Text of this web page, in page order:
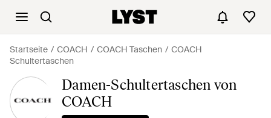
Startseite COACH COACH Taschen
COACH
Schultertaschen
Damen-Schultertaschen von
COACH